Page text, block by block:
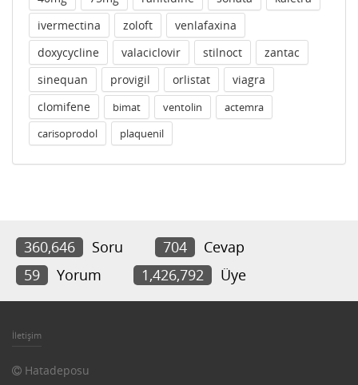
ivermectina
zoloft
venlafaxina
doxycycline
valaciclovir stilnoct
zantac
sinequan
provigil orlistat
viagra
clomifene
bimat ventolin
actemra
carisoprodol
plaquenil
360,646 Soru 704
Cevap
59
Yorum 1,426,792 Üye
İletişim
Hatadeposu